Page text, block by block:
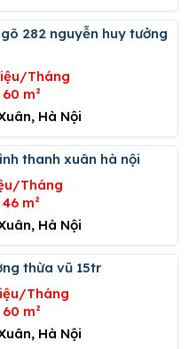
Tháng
60 m²
Hà Nội
thanh xuân hà nội
Tháng
46 m²
Hà Nội
thừa vũ 15tr
Tháng
60 m²
Hà Nội